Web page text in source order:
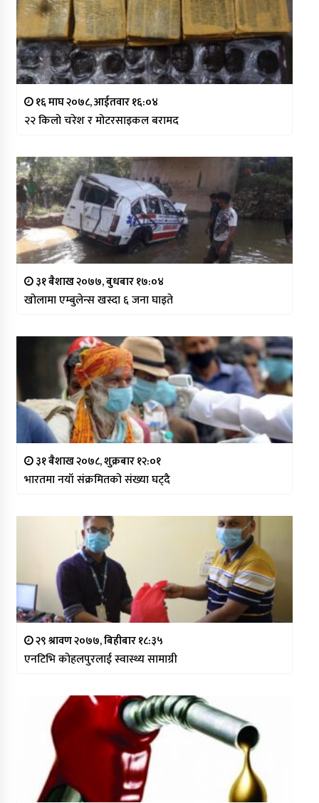
१६ माघ २०७८, आईतवार १६:०४
२२ किलो चरेश र मोटरसाइकल बरामद
३१ बैशाख २०७७, बुधबार १७:०४
खोलामा एम्बुलेन्स खस्दा ६ जना घाइते
३१ बैशाख २०७८, शुक्रबार १२:०१
भारतमा नयाँ संक्रमितको संख्या घट्दै
२९ श्रावण २०७७, बिहीबार १८:३५
एनटिभि कोहलपुरलाई स्वास्थ्य सामाग्री